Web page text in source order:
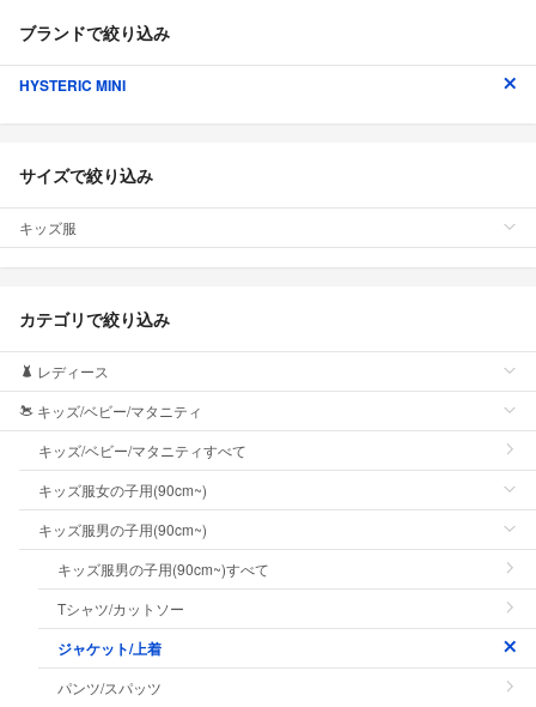
ブランドで絞り込み
HYSTERIC MINI
サイズで絞り込み
キッズ服
カテゴリで絞り込み
レディース
キッズ/ベビー/マタニティ
キッズ/ベビー/マタニティすべて
キッズ服女の子用(90cm~)
キッズ服男の子用(90cm~)
キッズ服男の子用(90cm~)すべて
Tシャツ/カットソー
ジャケット/上着
パンツ/スパッツ